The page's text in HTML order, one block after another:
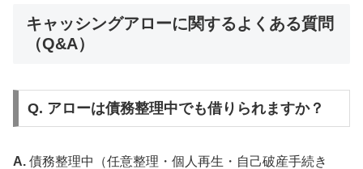
キャッシングアローに関するよくある質問
（Q&A）
Q. アローは債務整理中でも借りられますか？
A. 債務整理中（任意整理・個人再生・自己破産手続き